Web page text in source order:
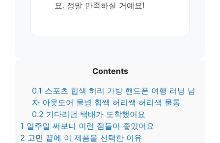
요. 정말 만족하실 거예요!
Contents
0.1 스포츠 힙색 허리 가방 핸드폰 여행 러닝 남
자 아웃도어 물병 힙쌕 허리쌕 허리색 물통
0.2 기다리던 택배가 도착했어요
1 일주일 써보니 이런 점들이 좋았어요
2 고민 끝에 이 제품을 선택한 이유